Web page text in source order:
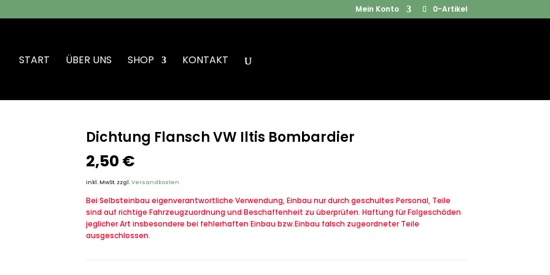
Mein Konto 0-Artikel
START ÜBER UNS SHOP KONTAKT
Products
Dichtung Flansch VW Iltis Bombardier
2,50 €
inkl. MwSt. zzgl.Versandkosten
Bei Selbsteinbau eigenverantwortliche Verwendung, Einbau nur durch geschultes Personal, Teile
sind auf richtige Fahrzeugzuordnung und Beschaffenheit zu überprüfen. Haftung für Folgeschäden
jeglicher Art insbesondere bei fehlerhaften Einbau bzw.Einbau falsch zugeordneter Teile
ausgeschlossen.